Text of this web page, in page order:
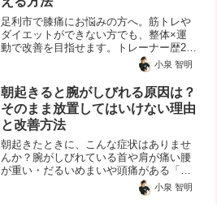
足利市で膝痛にお悩みの方へ。筋トレや
ダイエットができない方でも、整体×運
動で改善を目指せます。トレーナー歴20
年・2000人以上の指導実績、NSCA-CPT
保有。膝に負担をかけずに動ける体へ。
小泉 智明
朝起きると腕がしびれる原因は？
そのまま放置してはいけない理由
と改善方法
朝起きたときに、こんな症状はありませ
んか？腕がしびれている首や肩が痛い腰
が重い・だるいめまいや頭痛がある「時
間が経てば治るから大丈夫」と思って放
置している方も多いですが、それは身体
小泉 智明